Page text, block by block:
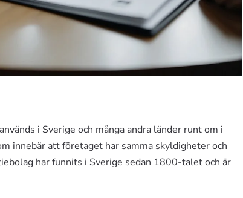
i Sverige och många andra länder runt om i
innebär att företaget har samma skyldigheter och
har funnits i Sverige sedan 1800-talet och är